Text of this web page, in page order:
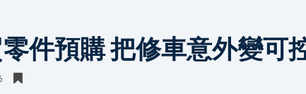
件預購 把修車意外變可